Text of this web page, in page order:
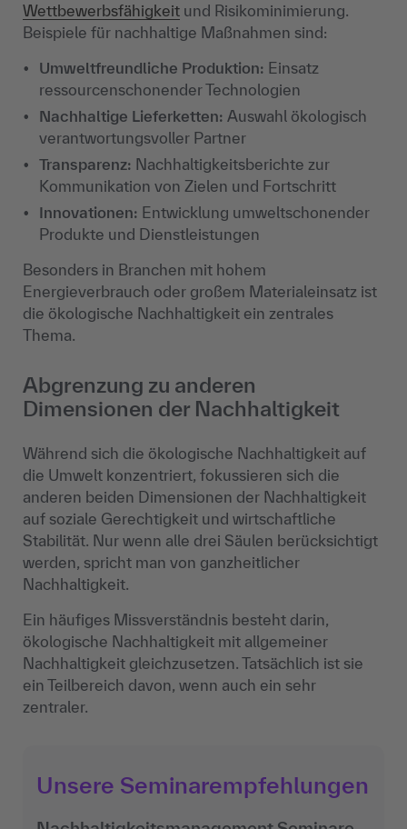
Wettbewerbsfähigkeit und Risikominimierung.
Beispiele für nachhaltige Maßnahmen sind:
Umweltfreundliche Produktion: Einsatz
ressourcenschonender Technologien
Nachhaltige Lieferketten: Auswahl ökologisch
verantwortungsvoller Partner
Transparenz: Nachhaltigkeitsberichte zur
Kommunikation von Zielen und Fortschritt
Innovationen: Entwicklung umweltschonender
Produkte und Dienstleistungen
Besonders in Branchen mit hohem
Energieverbrauch oder großem Materialeinsatz ist
die ökologische Nachhaltigkeit ein zentrales
Thema.
Abgrenzung zu anderen
Dimensionen der Nachhaltigkeit
Während sich die ökologische Nachhaltigkeit auf
die Umwelt konzentriert, fokussieren sich die
anderen beiden Dimensionen der Nachhaltigkeit
auf soziale Gerechtigkeit und wirtschaftliche
Stabilität. Nur wenn alle drei Säulen berücksichtigt
werden, spricht man von ganzheitlicher
Nachhaltigkeit.
Ein häufiges Missverständnis besteht darin,
ökologische Nachhaltigkeit mit allgemeiner
Nachhaltigkeit gleichzusetzen. Tatsächlich ist sie
ein Teilbereich davon, wenn auch ein sehr
zentraler.
Unsere Seminarempfehlungen